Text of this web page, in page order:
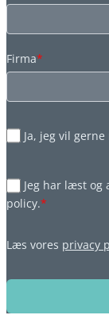
Firma*
Ja, jeg vil
Jeg har læst og
policy.*
Læs vores privacy